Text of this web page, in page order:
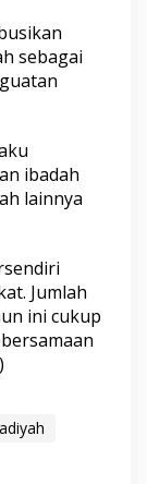
sebagai
ibadah
lainnya
Jumlah
ini cukup